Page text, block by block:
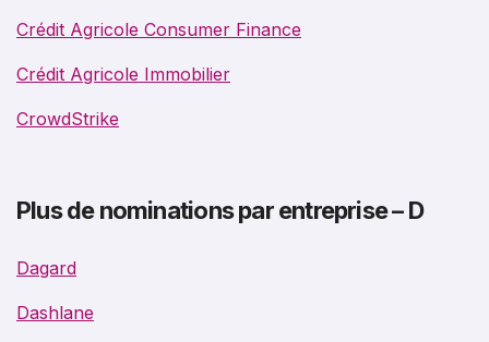
Crédit Agricole Consumer Finance
Crédit Agricole Immobilier
CrowdStrike
Plus de nominations par entreprise – D
Dagard
Dashlane